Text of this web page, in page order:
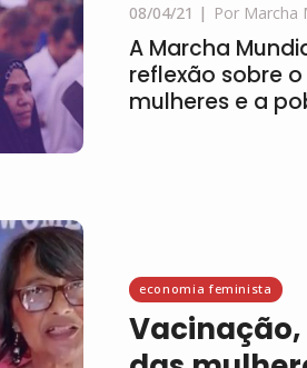
08/04/21 Por Marcha
A Marcha
reflexão sobre
mulheres e a
economia feminista